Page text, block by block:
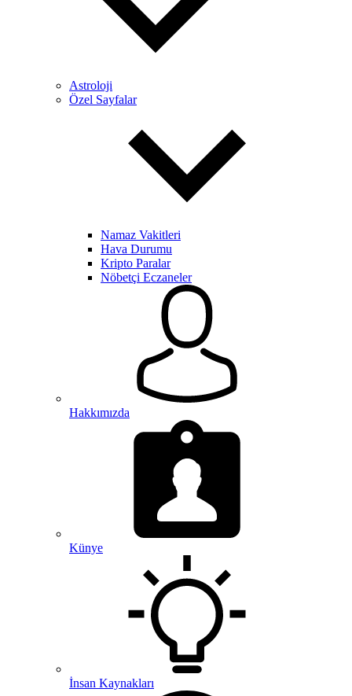
Astroloji
Özel Sayfalar
Namaz Vakitleri
Hava Durumu
Kripto Paralar
Nöbetçi Eczaneler
Hakkımızda
Künye
İnsan Kaynakları